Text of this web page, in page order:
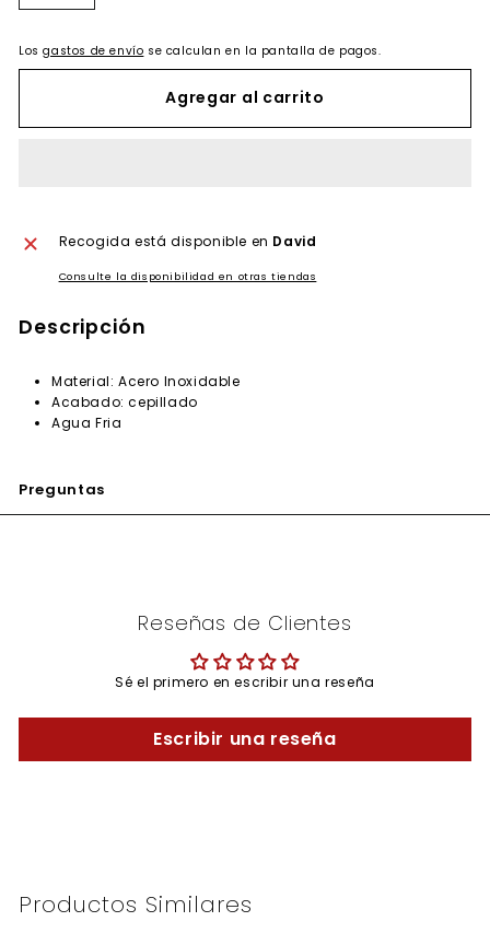
Losgastos de envío se calculan en la pantalla de pagos.
Agregar al carrito
Recogida está disponible en David
Consulte la disponibilidad en otras tiendas
Descripción
Material: Acero Inoxidable
Acabado: cepillado
Agua Fria
Preguntas
Reseñas de Clientes
Sé el primero en escribir una reseña
Escribir una reseña
Productos Similares